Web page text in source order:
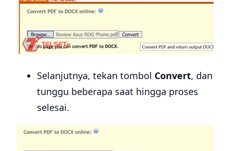
Selanjutnya, tekan tombol Convert, dan
tunggu beberapa saat hingga proses
selesai.